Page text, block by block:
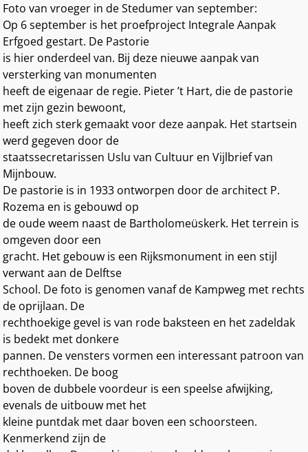
Foto van vroeger in de Stedumer van september:
Op 6 september is het proefproject Integrale Aanpak
Erfgoed gestart. De Pastorie
is hier onderdeel van. Bij deze nieuwe aanpak van
versterking van monumenten
heeft de eigenaar de regie. Pieter ’t Hart, die de pastorie
met zijn gezin bewoont,
heeft zich sterk gemaakt voor deze aanpak. Het startsein
werd gegeven door de
staatssecretarissen Uslu van Cultuur en Vijlbrief van
Mijnbouw.
De pastorie is in 1933 ontworpen door de architect P.
Rozema en is gebouwd op
de oude weem naast de Bartholomeüskerk. Het terrein is
omgeven door een
gracht. Het gebouw is een Rijksmonument in een stijl
verwant aan de Delftse
School. De foto is genomen vanaf de Kampweg met rechts
de oprijlaan. De
rechthoekige gevel is van rode baksteen en het zadeldak
is bedekt met donkere
pannen. De vensters vormen een interessant patroon van
rechthoeken. De boog
boven de dubbele voordeur is een speelse afwijking,
evenals de uitbouw met het
kleine puntdak met daar boven een schoorsteen.
Kenmerkend zijn de